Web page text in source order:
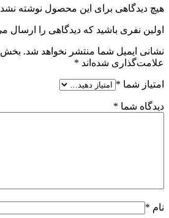
هیچ دیدگاهی برای این محصول نوشته
اولین نفری باشید که دیدگاهی را ارسال
نشانی ایمیل شما منتشر نخواهد شد.
علامت‌گذاری شده‌اند *
امتیاز شما *
دیدگاه شما *
نام *